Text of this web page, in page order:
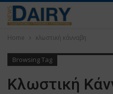
Home κλωστική κάνναβη
Browsing Tag
Κλωστική